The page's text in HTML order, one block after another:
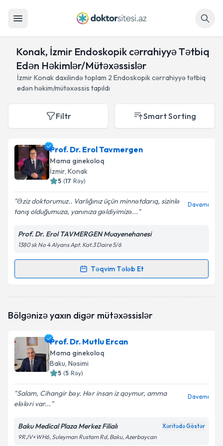
Konak, İzmir Endoskopik cərrahiyyə Tətbiq
Edən Həkimlər/Mütəxəssislər
İzmir Konak daxilində toplam 2 Endoskopik cərrahiyyə tətbiq
edən həkim/mütəxəssis tapıldı
Filtr Smart Sorting
Prof. Dr. Erol Tavmergen
Mama ginekoloq
İzmir, Konak
5 (17 Rəy)
Əziz doktorumuz.. Varlığınız üçün minnətdarıq, sizinlə
tanış olduğumuza, yanınıza gəldiyimizə...
Davamı
Prof. Dr. Erol TAVMERGEN Muayenehanesi
1380 sk No 4 Alyans Apt. Kat.3 Daire 5/6
Təqvim Tələb Et
Randevu Təqvimi Tələbi
təqvimi tələbi yaradın. Bu mütəxəssisdən randevu ala
məlumatlandırılacaqsınız.
E-poçt Ünvanınız
Şəxsi məlumatlarımın emal edilməsinə dair
məlumatlarımın göstərilən çərçivədə emal
edilməsinə razılıq verirəm.
Bölgənizə yaxın digər mütəxəssislər
Prof. Dr. Mutlu Ercan
Mama ginekoloq
Baku, Nəsimi
5 (5 Rəy)
Salam, Cihangir bəy. Hər insan iz qoymur, amma
elələri var...
Davamı
Baku Medical Plaza Merkez Filialı Xəritədə Göstər
9RJV+WH6, Suleyman Rustam Rd, Baku, Azerbaycan